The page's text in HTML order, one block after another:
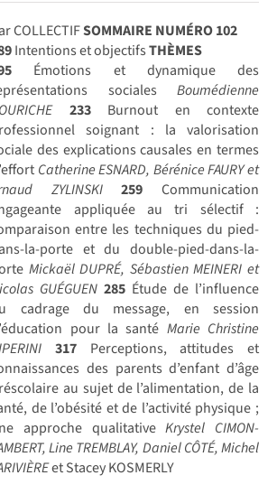
COLLECTIFSOMMAIRE NUMÉRO 102
Intentions et objectifsTHÈMES
Émotions et dynamique des
sociales Boumédienne
233Burnout en contexte
soignant : la valorisation
des explications causales en termes
Catherine ESNARD, Bérénice FAURY et
ZYLINSKI
259 Communication
appliquée au tri sélectif :
entre les techniques du pied-
la-porte et du double-pied-dans-la-
Mickaël DUPRÉ, Sébastien MEINERI et
GUÉGUEN 285 Étude de l’influence
cadrage du message, en session
pour la santé Marie Christine
317Perceptions, attitudes et
des parents d’enfant d’âge
au sujet de l’alimentation, de la
de l’obésité et de l’activité physique ;
approche qualitativeKrystel CIMON-
Line TREMBLAY, Daniel CÔTÉ, Michel
et Stacey KOSMERLY